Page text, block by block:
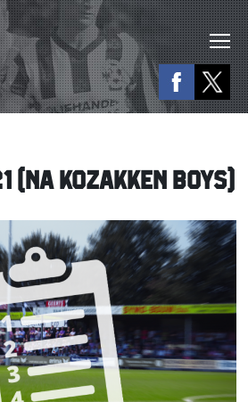
(NA KOZAKKEN BOYS)